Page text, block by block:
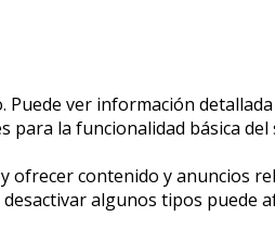
ver información
para la funcionalidad básica del
contenido y anuncios
algunos tipos puede